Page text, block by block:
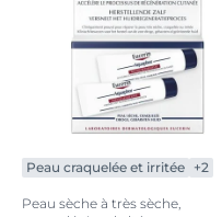
Peau craquelée et irritée +2
Peau sèche à très sèche,